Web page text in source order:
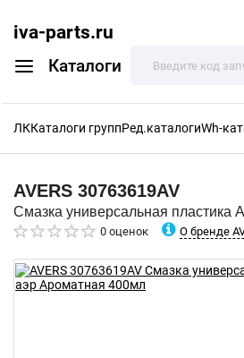
iva-parts.ru
Каталоги
ЛККаталоги группРед.каталогиWh-
AVERS 30763619AV
Смазка универсальная пластика
0 оценок О бренде